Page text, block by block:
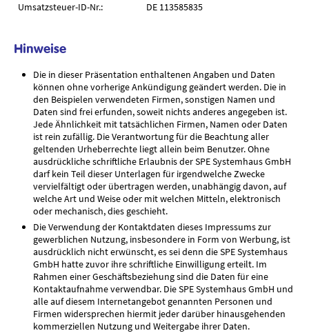
Umsatzsteuer-ID-Nr.:
DE 113585835
Hinweise
Die in dieser Präsentation enthaltenen Angaben und Daten
können ohne vorherige Ankündigung geändert werden. Die in
den Beispielen verwendeten Firmen, sonstigen Namen und
Daten sind frei erfunden, soweit nichts anderes angegeben ist.
Jede Ähnlichkeit mit tatsächlichen Firmen, Namen oder Daten
ist rein zufällig. Die Verantwortung für die Beachtung aller
geltenden Urheberrechte liegt allein beim Benutzer. Ohne
ausdrückliche schriftliche Erlaubnis der SPE Systemhaus GmbH
darf kein Teil dieser Unterlagen für irgendwelche Zwecke
vervielfältigt oder übertragen werden, unabhängig davon, auf
welche Art und Weise oder mit welchen Mitteln, elektronisch
oder mechanisch, dies geschieht.
Die Verwendung der Kontaktdaten dieses Impressums zur
gewerblichen Nutzung, insbesondere in Form von Werbung, ist
ausdrücklich nicht erwünscht, es sei denn die SPE Systemhaus
GmbH hatte zuvor ihre schriftliche Einwilligung erteilt. Im
Rahmen einer Geschäftsbeziehung sind die Daten für eine
Kontaktaufnahme verwendbar. Die SPE Systemhaus GmbH und
alle auf diesem Internetangebot genannten Personen und
Firmen widersprechen hiermit jeder darüber hinausgehenden
kommerziellen Nutzung und Weitergabe ihrer Daten.